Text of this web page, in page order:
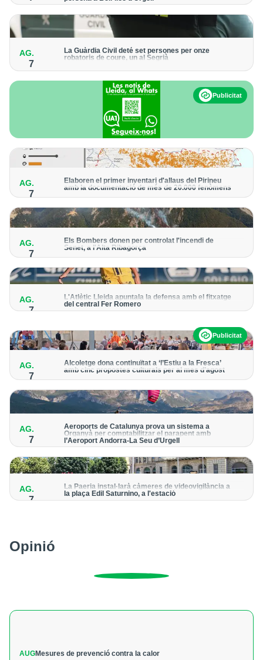
forma progressiva
AG.
7
La Guàrdia Civil deté set persones per onze
robatoris de coure, un al Segrià
Publicitat
AG.
7
Elaboren el primer inventari d'allaus del Pirineu
amb la documentació de més de 20.000 fenòmens
Obra de l'Institut Cartogràfic i Geològic de Catalunya, amb
AG.
7
Els Bombers donen per controlat l'incendi de
Senet, a l'Alta Ribagorça
El cos manté la vigilància de la zona amb drons i mitjans aeris
AG.
7
L'Atlètic Lleida apuntala la defensa amb el fitxatge
del central Fer Romero
Publicitat
AG.
7
Alcoletge dona continuïtat a ‘l’Estiu a la Fresca’
amb cinc propostes culturals per al mes d’agost
Un dels grans protagonistes de la programació serà
AG.
7
Aeroports de Catalunya prova un sistema a
Organyà per comptabilitzar el parapent amb
l’Aeroport Andorra-La Seu d’Urgell
mòbil per donar pas als avions amb vols instrumentals
AG.
7
La Paeria instal·larà càmeres de videovigilància a
la plaça Edil Saturnino, a l'estació
Opinió
AUGMesures de prevenció contra la calor